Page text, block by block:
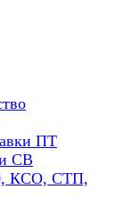
ПТ
СВ
КСО, СТП,